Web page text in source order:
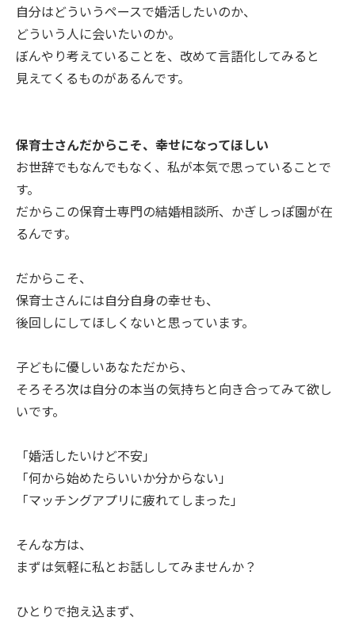
自分はどういうペースで婚活したいのか、
どういう人に会いたいのか。
ぼんやり考えていることを、改めて言語化してみると
見えてくるものがあるんです。
保育士さんだからこそ、幸せになってほしい
お世辞でもなんでもなく、私が本気で思っていることで
す。
だからこの保育士専門の結婚相談所、かぎしっぽ園が在
るんです。
だからこそ、
保育士さんには自分自身の幸せも、
後回しにしてほしくないと思っています。
子どもに優しいあなただから、
そろそろ次は自分の本当の気持ちと向き合ってみて欲し
いです。
「婚活したいけど不安」
「何から始めたらいいか分からない」
「マッチングアプリに疲れてしまった」
そんな方は、
まずは気軽に私とお話ししてみませんか？
ひとりで抱え込まず、